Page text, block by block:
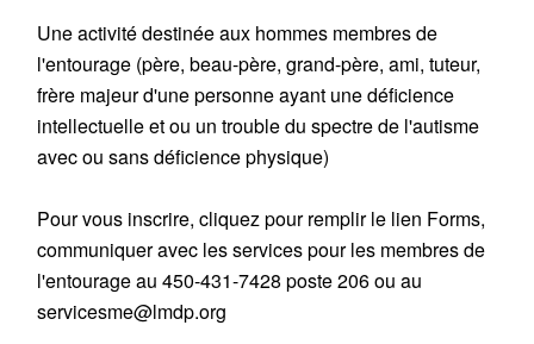
Une activité destinée aux hommes membres de
l'entourage (père, beau-père, grand-père, ami, tuteur,
frère majeur d'une personne ayant une déficience
intellectuelle et ou un trouble du spectre de l'autisme
avec ou sans déficience physique)
Pour vous inscrire, cliquez pour remplir le lien Forms,
communiquer avec les services pour les membres de
l'entourage au 450-431-7428 poste 206 ou au
servicesme@lmdp.org